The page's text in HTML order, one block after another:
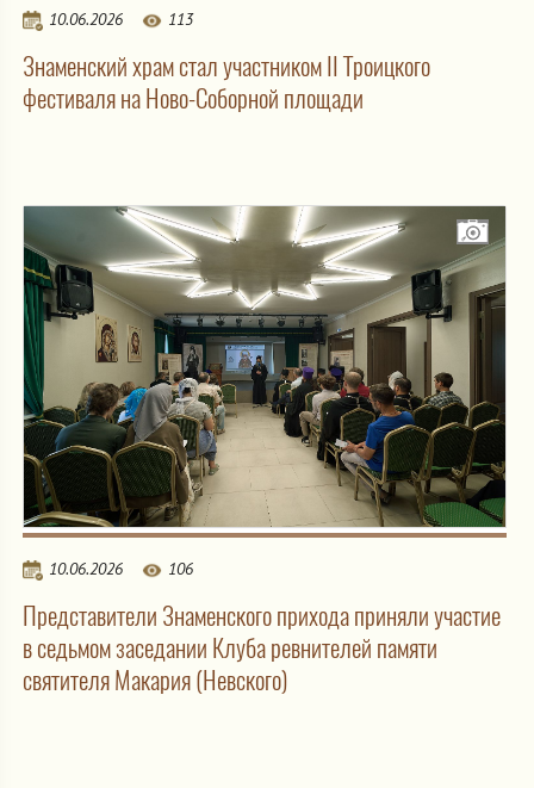
10.06.2026 113
Знаменский храм стал участником II Троицкого
фестиваля на Ново-Соборной площади
10.06.2026 106
Представители Знаменского прихода приняли участие
в седьмом заседании Клуба ревнителей памяти
святителя Макария (Невского)